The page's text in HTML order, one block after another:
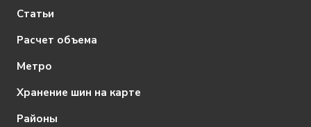
Статьи
Расчет объема
Метро
Хранение шин на карте
Районы